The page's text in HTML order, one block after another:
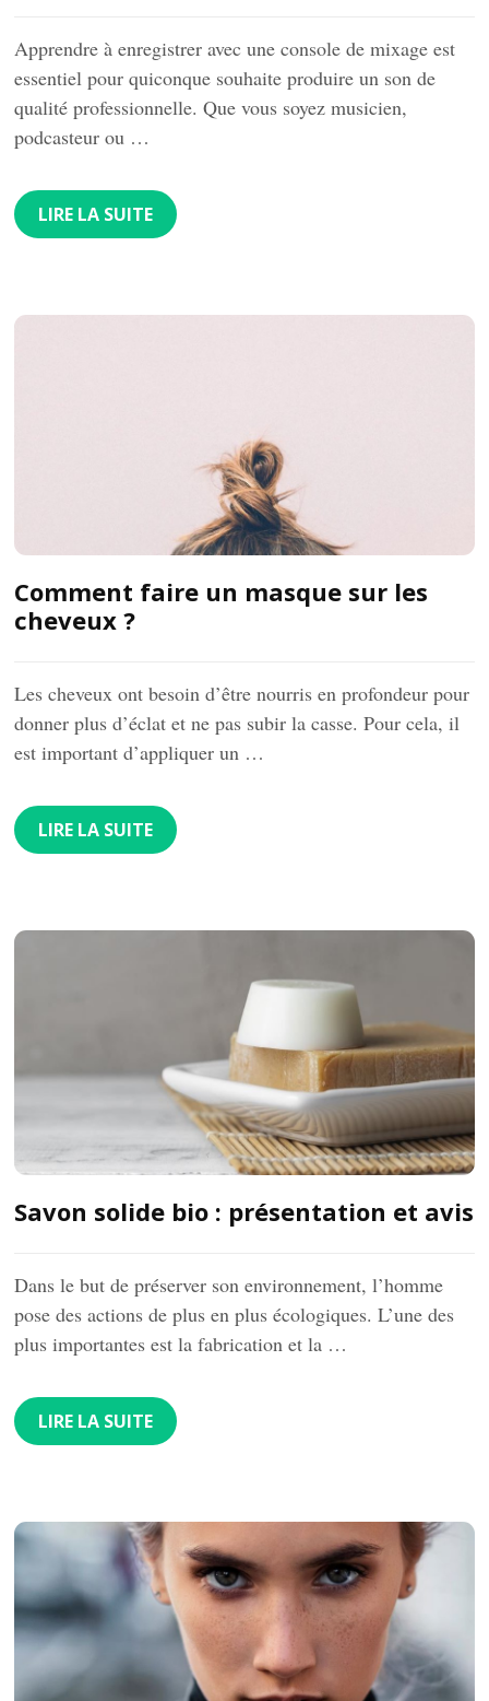
Apprendre à enregistrer avec une console de mixage est
essentiel pour quiconque souhaite produire un son de
qualité professionnelle. Que vous soyez musicien,
podcasteur ou …
LIRE LA SUITE
Comment faire un masque sur les
cheveux ?
Les cheveux ont besoin d’être nourris en profondeur pour
donner plus d’éclat et ne pas subir la casse. Pour cela, il
est important d’appliquer un …
LIRE LA SUITE
Savon solide bio : présentation et avis
Dans le but de préserver son environnement, l’homme
pose des actions de plus en plus écologiques. L’une des
plus importantes est la fabrication et la …
LIRE LA SUITE